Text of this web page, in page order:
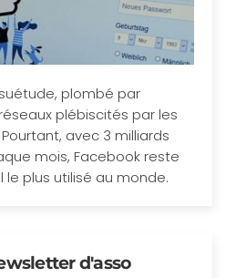
plombé par
plébiscités par les
avec 3 milliards
mois, Facebook reste
le plus utilisé au monde.
d'asso